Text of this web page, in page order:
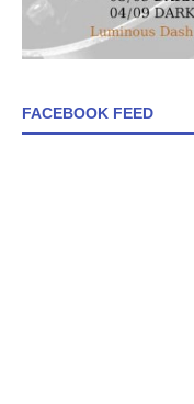
FACEBOOK FEED